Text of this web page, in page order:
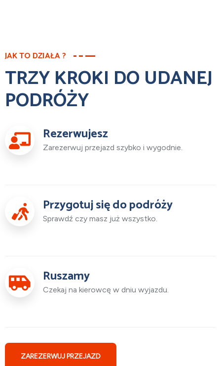
JAK TO DZIAŁA ?
TRZY KROKI DO UDANEJ
PODRÓŻY
Rezerwujesz
Zarezerwuj przejazd szybko i wygodnie.
Przygotuj się do podróży
Sprawdź czy masz już wszystko.
Ruszamy
Czekaj na kierowcę w dniu wyjazdu.
ZAREZERWUJ PRZEJAZD